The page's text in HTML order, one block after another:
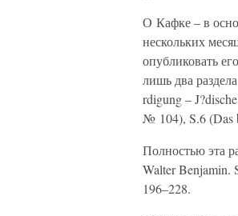
О Кафке – в
нескольких
опубликовать
лишь два
rdigung –
№ 104), S.6 (Das
Полностью эта
Walter Benjamin.
196–228.